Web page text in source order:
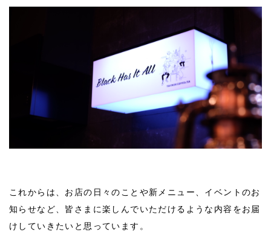
これからは、お店の日々のことや新メニュー、イベントのお
知らせなど、皆さまに楽しんでいただけるような内容をお届
けしていきたいと思っています。